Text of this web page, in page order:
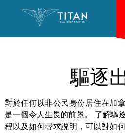
驅逐
對於任何以非公民身份居住在加
是一個令人生畏的前景。 了解驅
程以及如何尋求説明，可以對如